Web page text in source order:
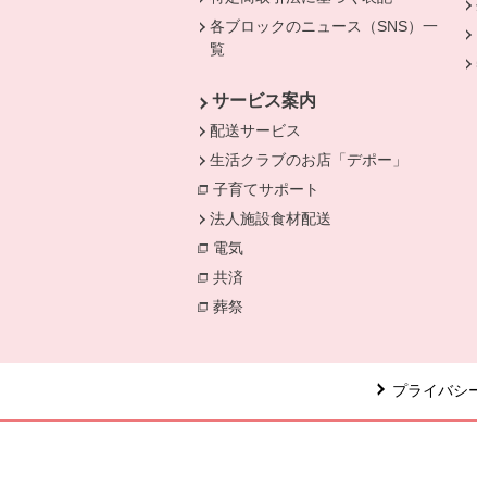
各ブロックのニュース（SNS）一
覧
サービス案内
配送サービス
生活クラブのお店「デポー」
子育てサポート
法人施設食材配送
電気
共済
葬祭
プライバシ